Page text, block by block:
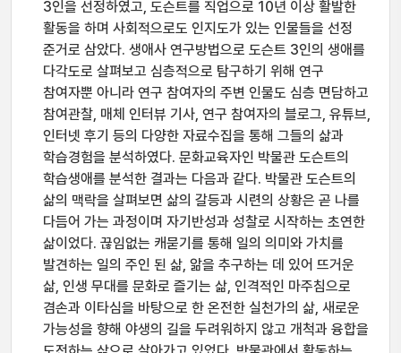
3인을 선정하였고, 도슨트를 직업으로 10년 이상 활발한
활동을 하며 사회적으로도 인지도가 있는 인물들을 선정
준거로 삼았다. 생애사 연구방법으로 도슨트 3인의 생애를
다각도로 살펴보고 심층적으로 탐구하기 위해 연구
참여자뿐 아니라 연구 참여자의 주변 인물도 심층 면담하고
참여관찰, 매체 인터뷰 기사, 연구 참여자의 블로그, 유튜브,
인터넷 후기 등의 다양한 자료수집을 통해 그들의 삶과
학습경험을 분석하였다. 문화교육자인 박물관 도슨트의
학습생애를 분석한 결과는 다음과 같다. 박물관 도슨트의
삶의 맥락을 살펴보면 삶의 갈등과 시련의 상황은 곧 나를
다듬어 가는 과정이며 자기반성과 성찰로 시작하는 초연한
삶이었다. 끊임없는 캐묻기를 통해 일의 의미와 가치를
발견하는 일의 주인 된 삶, 앎을 추구하는 데 있어 뜨거운
삶, 인생 무대를 문화로 즐기는 삶, 인격적인 마주침으로
겸손과 이타심을 바탕으로 한 온전한 실천가의 삶, 새로운
가능성을 향해 야생의 길을 두려워하지 않고 개척과 융합을